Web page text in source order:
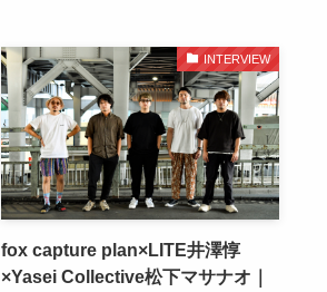
INTERVIEW
fox capture plan×LITE井澤惇
×Yasei Collective松下マサナオ｜